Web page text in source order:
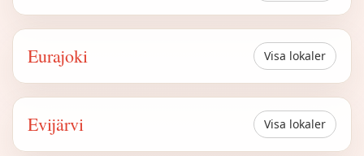
Eurajoki Visa lokaler
Evijärvi Visa lokaler